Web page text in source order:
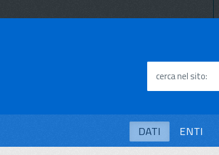
cerca nel sito
DATI ENTI